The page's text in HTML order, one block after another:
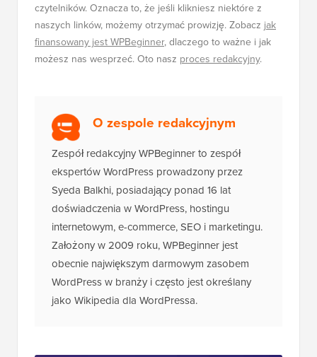
czytelników. Oznacza to, że jeśli klikniesz niektóre z
naszych linków, możemy otrzymać prowizję. Zobacz jak
finansowany jest WPBeginner, dlaczego to ważne i jak
możesz nas wesprzeć. Oto nasz proces redakcyjny.
O zespole redakcyjnym
Zespół redakcyjny WPBeginner to zespół
ekspertów WordPress prowadzony przez
Syeda Balkhi, posiadający ponad 16 lat
doświadczenia w WordPress, hostingu
internetowym, e-commerce, SEO i marketingu.
Założony w 2009 roku, WPBeginner jest
obecnie największym darmowym zasobem
WordPress w branży i często jest określany
jako Wikipedia dla WordPressa.